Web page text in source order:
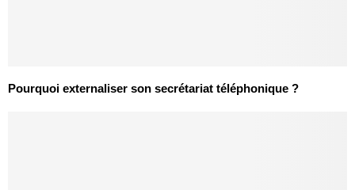
Pourquoi externaliser son secrétariat téléphonique ?